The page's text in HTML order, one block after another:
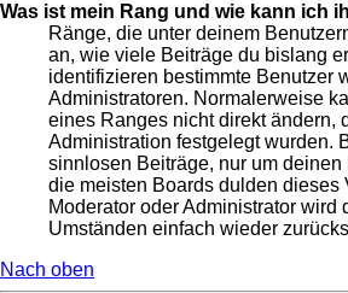
Was ist mein Rang und wie kann ich
Ränge, die unter deinem
an, wie viele Beiträge du bislang
identifizieren bestimmte Benutzer
Administratoren. Normalerweise
eines Ranges nicht direkt ändern,
Administration festgelegt wurden.
sinnlosen Beiträge, nur um
die meisten Boards dulden dieses
Moderator oder Administrator wird
Umständen einfach wieder
Nach oben